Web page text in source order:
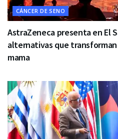
CÁNCER DE SENO
AstraZeneca presenta en El
alternativas que
mama